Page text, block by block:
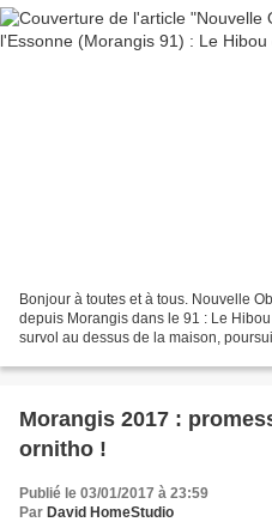
Bonjour à toutes et à tous. Nouvelle
depuis Morangis dans le 91 : Le
survol au dessus de la maison,
Morangis 2017 :
ornitho !
Publié le 03/01/2017 à 23:59
Par David HomeStudio